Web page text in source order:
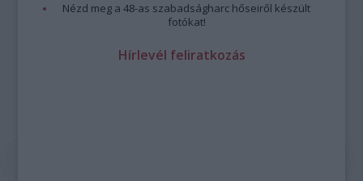
Nézd meg a 48-as szabadságharc hőseiről készült
fotókat!
Hírlevél feliratkozás